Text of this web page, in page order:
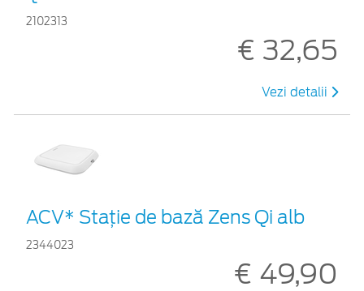
2102313
€ 32,65
Vezi detalii
ACV* Stație de bază Zens Qi alb
2344023
€ 49,90